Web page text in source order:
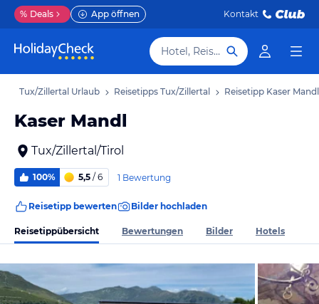
% Deals App öffnen Kontakt
Hotel, Reiseziel
Tux/Zillertal Urlaub Reisetipps Tux/Zillertal Reisetipp Kaser Mandl
Kaser Mandl
Tux/Zillertal/Tirol
100% 5,5 / 6 1 Bewertung
Reisetipp bewerten Bilder hochladen
Reisetippübersicht Bewertungen Bilder Hotels